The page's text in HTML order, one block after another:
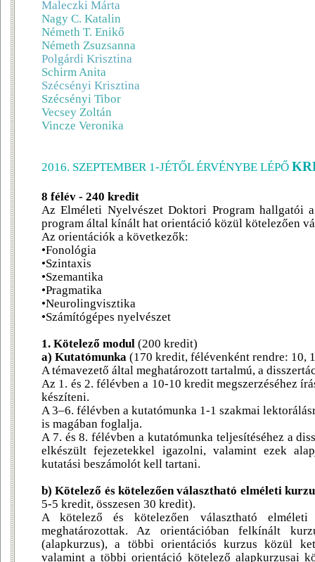
Maleczki Márta
Nagy C. Katalin
Németh T. Enikő
Németh Zsuzsanna
Polgárdi Krisztina
Schirm Anita
Szécsényi Krisztina
Szécsényi Tibor
Vecsey Zoltán
Vincze Veronika
2016. SZEPTEMBER 1-JÉTŐL ÉRVÉNYBE LÉPŐ
8 félév - 240 kredit
Az Elméleti Nyelvészet Doktori Program hallgatói
program által kínált hat orientáció közül kötelezően
Az orientációk a következők:
•Fonológia
•Szintaxis
•Szemantika
•Pragmatika
•Neurolingvisztika
•Számítógépes nyelvészet
1. Kötelező modul (200 kredit)
a) Kutatómunka (170 kredit, félévenként rendre: 10,
A témavezető által meghatározott tartalmú, a
Az 1. és 2. félévben a 10-10 kredit megszerzéséhez
készíteni.
A 3–6. félévben a kutatómunka 1-1 szakmai
is magában foglalja.
A 7. és 8. félévben a kutatómunka teljesítéséhez a
elkészült fejezetekkel igazolni, valamint ezek
kutatási beszámolót kell tartani.
b) Kötelező és kötelezően választható elméleti
5-5 kredit, összesen 30 kredit).
A kötelező és kötelezően választható elméleti
meghatározottak. Az orientációban felkínált
(alapkurzus), a többi orientációs kurzus közül
valamint a többi orientáció kötelező alapkurzusai